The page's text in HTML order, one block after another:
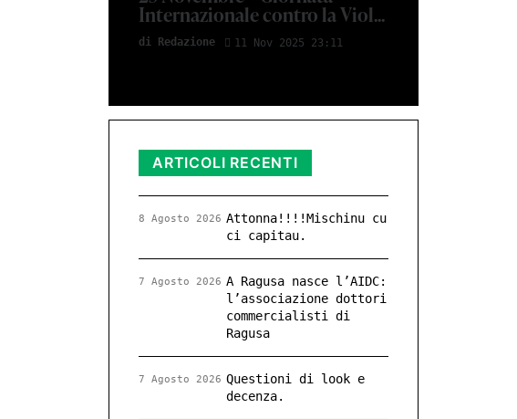
Internazionale contro la Viol...
di Redazione 11 Nov 2025 23:11
ARTICOLI RECENTI
Attonna!!!!Mischinu cu
ci capitau.
8 Agosto 2026
A Ragusa nasce l’AIDC:
l’associazione dottori
commercialisti di
Ragusa
7 Agosto 2026
Questioni di look e
decenza.
7 Agosto 2026